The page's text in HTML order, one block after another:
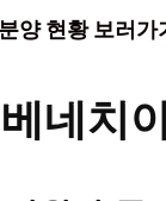
양 현황 보러가
네치